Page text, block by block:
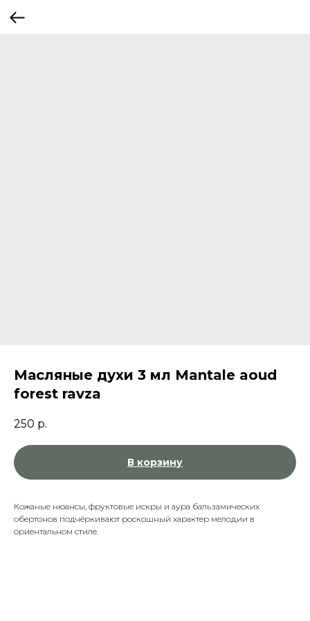
Масляные духи 3 мл Mantale aoud
forest ravza
250 р.
В корзину
Кожаные нюансы, фруктовые искры и аура бальзамических
обертонов подчёркивают роскошный характер мелодии в
ориентальном стиле.